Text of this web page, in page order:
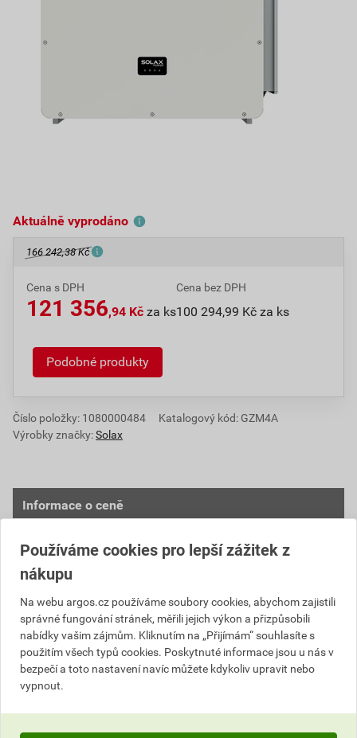
Aktuálně vyprodáno
166 242,38 Kč
Cena s DPH
121 356,94 Kč za ks
Cena bez DPH
100 294,99 Kč za ks
Podobné produkty
Číslo položky: 1080000484
Katalogový kód: GZM4A
Výrobky značky:Solax
Informace o ceně
Aktuální prodejní cena po slevě 27% z ceníkové ceny
100 294,99 Kč
Nejnižší prodejní cena v době 30 dnů před
poskytnutím slevy
100 192,06 Kč
bez DPH za ks
121 232,39 Kč
Používáme cookies pro lepší zážitek z
nákupu
Na webu argos.cz používáme soubory cookies, abychom zajistili
správné fungování stránek, měřili jejich výkon a přizpůsobili
nabídky vašim zájmům. Kliknutím na „Přijímám“ souhlasíte s
použitím všech typů cookies. Poskytnuté informace jsou u nás v
bezpečí a toto nastavení navíc můžete kdykoliv upravit nebo
vypnout.